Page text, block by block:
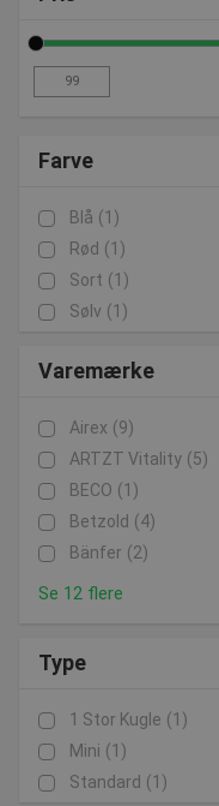
Farve
Blå (1)
Rød (1)
Sort (1)
Sølv (1)
Varemærke
Airex (9)
ARTZT Vitality (5)
BECO (1)
Betzold (4)
Bänfer (2)
Se 12 flere
Type
1 Stor Kugle (1)
Mini (1)
Standard (1)